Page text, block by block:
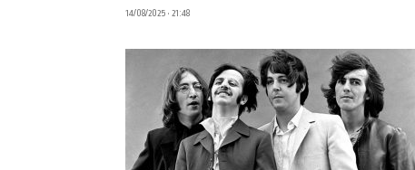
14/08/2025 • 21:48